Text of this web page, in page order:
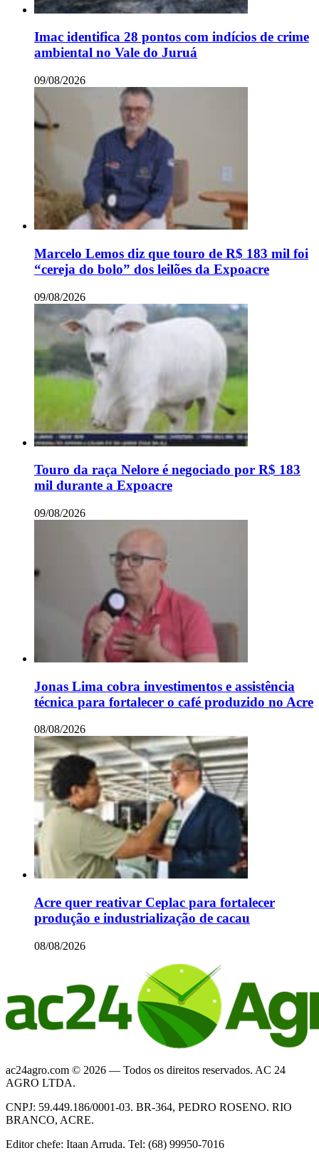
Imac identifica 28 pontos com indícios de crime
ambiental no Vale do Juruá
09/08/2026
Marcelo Lemos diz que touro de R$ 183 mil foi
“cereja do bolo” dos leilões da Expoacre
09/08/2026
Touro da raça Nelore é negociado por R$ 183
mil durante a Expoacre
09/08/2026
Jonas Lima cobra investimentos e assistência
técnica para fortalecer o café produzido no Acre
08/08/2026
Acre quer reativar Ceplac para fortalecer
produção e industrialização de cacau
08/08/2026
ac24agro.com © 2026 — Todos os direitos reservados. AC 24
AGRO LTDA.
CNPJ: 59.449.186/0001-03. BR-364, PEDRO ROSENO. RIO
BRANCO, ACRE.
Editor chefe: Itaan Arruda. Tel: (68) 99950-7016